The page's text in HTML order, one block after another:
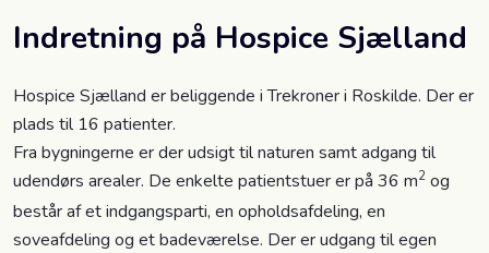
Indretning på Hospice Sjælland
Hospice Sjælland er beliggende i Trekroner i Roskilde. Der er
plads til 16 patienter.
Fra bygningerne er der udsigt til naturen samt adgang til
udendørs arealer. De enkelte patientstuer er på 36 m2 og
består af et indgangsparti, en opholdsafdeling, en
soveafdeling og et badeværelse. Der er udgang til egen